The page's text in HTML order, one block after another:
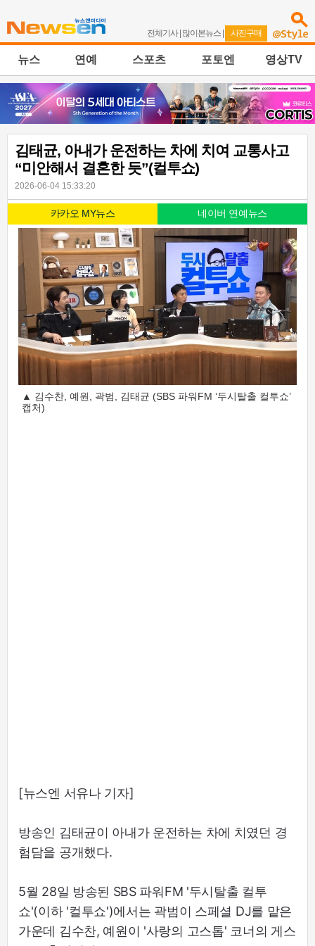
전체기사| 많이본뉴스 | 사진구매
뉴스 연예 스포츠 포토엔 영상TV
김태균, 아내가 운전하는 차에 치여 교통사고
“미안해서 결혼한 듯”(컬투쇼)
2026-06-04 15:33:20
카카오 MY뉴스 네이버 연예뉴스
▲ 김수찬, 예원, 곽범, 김태균 (SBS 파워FM ‘두시탈출 컬투쇼’
캡처)
[뉴스엔 서유나 기자]
방송인 김태균이 아내가 운전하는 차에 치였던 경
험담을 공개했다.
5월 28일 방송된 SBS 파워FM '두시탈출 컬투
쇼'(이하 '컬투쇼')에서는 곽범이 스페셜 DJ를 맡은
가운데 김수찬, 예원이 '사랑의 고스톱' 코너의 게스